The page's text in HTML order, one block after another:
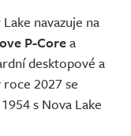
navazuje na
P-Corea
desktopové a
2027 se
s Nova Lake